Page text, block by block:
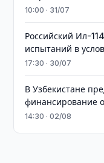
10:00 · 31/07
Российский Ил-
испытаний в
17:30 · 30/07
В Узбекистане
финансирование
14:30 · 02/08